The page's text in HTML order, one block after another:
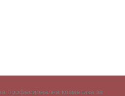
професионална козметика за